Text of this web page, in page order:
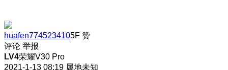
huafen7745234105F 赞
评论 举报
LV4荣耀V30 Pro
2021-1-13 08:19 属地未知